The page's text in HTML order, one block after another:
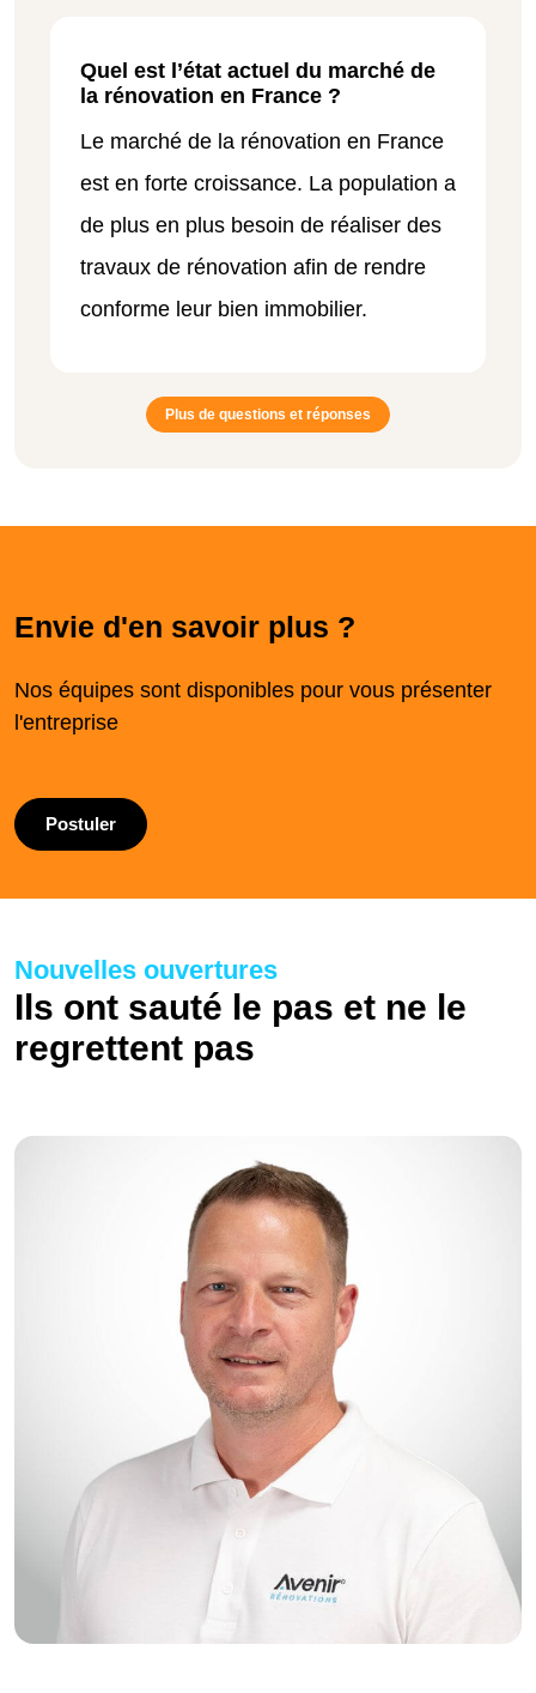
Quel est l’état actuel du marché de
la rénovation en France ?
Le marché de la rénovation en France
est en forte croissance. La population a
de plus en plus besoin de réaliser des
travaux de rénovation afin de rendre
conforme leur bien immobilier.
Plus de questions et réponses
Envie d'en savoir plus ?
Nos équipes sont disponibles pour vous présenter
l'entreprise
Postuler
Nouvelles ouvertures
Ils ont sauté le pas et ne le
regrettent pas